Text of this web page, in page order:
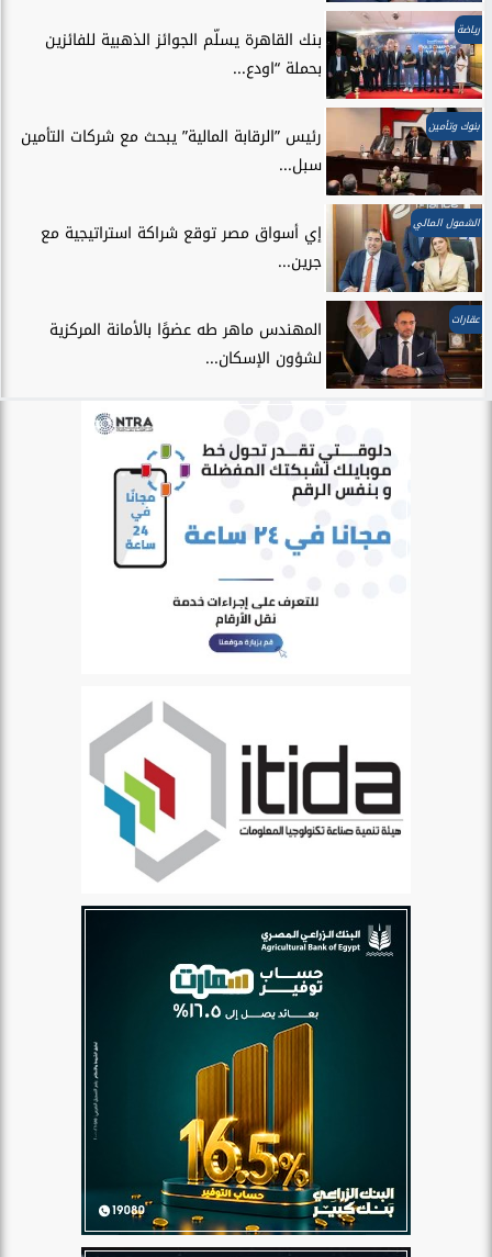
رياضة
بنك القاهرة يسلّم الجوائز الذهبية للفائزين
بحملة “اودع...
بنوك وتأمين
رئيس ”الرقابة المالية” يبحث مع شركات التأمين
سبل...
الشمول المالي
إي أسواق مصر توقع شراكة استراتيجية مع
جرين...
عقارات
المهندس ماهر طه عضوًا بالأمانة المركزية
لشؤون الإسكان...